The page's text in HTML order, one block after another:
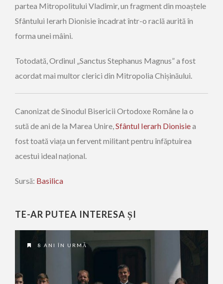
partea Mitropolitului Vladimir, un fragment din moaștele
Sfântului Ierarh Dionisie încadrat într-o raclă aurită în
forma unei mâini.
Totodată, Ordinul „Sanctus Stephanus Magnus” a fost
acordat mai multor clerici din Mitropolia Chișinăului.
Canonizat de Sinodul Bisericii Ortodoxe Române la o
sută de ani de la Marea Unire, Sfântul Ierarh Dionisiea
fost toată viața un fervent militant pentru înfăptuirea
acestui ideal național.
Sursă: Basilica
TE-AR PUTEA INTERESA ȘI
8 ANI ÎN URMĂ